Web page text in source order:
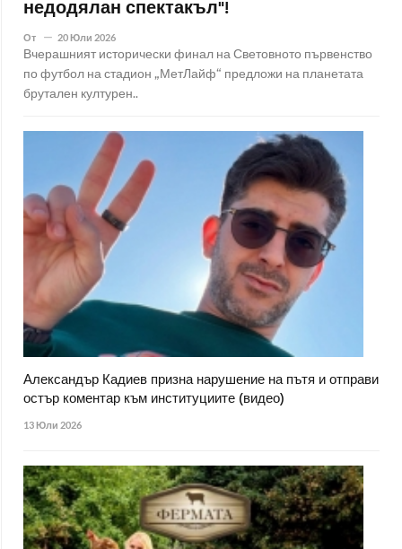
недодялан спектакъл"!
От 20 Юли 2026
Вчерашният исторически финал на Световното първенство
по футбол на стадион „МетЛайф“ предложи на планетата
брутален културен..
Александър Кадиев призна нарушение на пътя и отправи
остър коментар към институциите (видео)
13 Юли 2026